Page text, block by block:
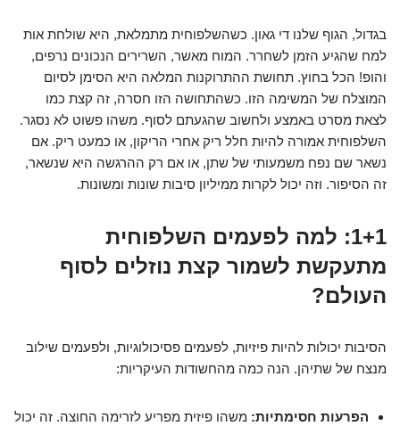
בגדול, הגוף שלנו די גאון. כשהשלפוחית מתמלאת, היא שולחת אות
למח שהגיע הזמן לשחרר. המוח מאשר, השרירים הנכונים נרפים,
והופ! הכל בחוץ. תחושת ההתרוקנות המלאה היא הסימן לסיום
המוצלח של המשימה הזו. כשהתחושה הזו חסרה, זה קצת כמו
לצאת מסרט באמצע ולחשוב שהגעתם לסוף. משהו פשוט לא נסגר.
השלפוחית אמורה להיות חלל ריק אחרי הריקון, או כמעט ריק. אם
נשאר שם נפח משמעותי של שתן, או אם רק ההרגשה היא שנשאר,
זה הסיפור. וזה יכול לקרות ממיליון סיבות שונות ומשונות.
1+1: למה לפעמים השלפוחית
מתעקשת לשמור קצת נוזלים לסוף
העולם?
הסיבות יכולות להיות פיזיות, לפעמים פסיכולוגיות, ולפעמים שילוב
מנצח של שתיהן. הנה כמה מהחשודות העיקריות:
הפרעות חסימתיות: משהו פיזית מפריע לזרימה החוצה. זה יכול